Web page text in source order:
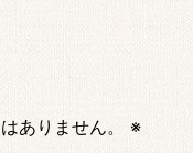
ありません。
※